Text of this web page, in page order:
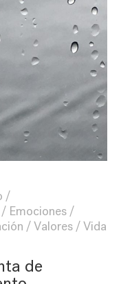
Emociones
Valores Vida
de